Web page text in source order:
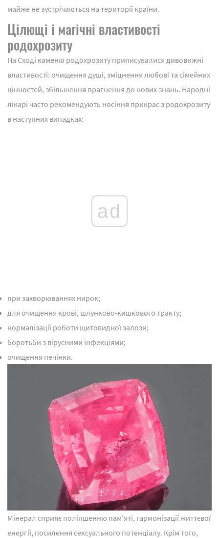
майже не зустрічаються на території країни.
Цілющі і магічні властивості
родохрозиту
На Сході каменю родохрозиту приписувалися дивовижні
властивості: очищення душі, зміцнення любові та сімейних
цінностей, збільшення прагнення до нових знань. Народні
лікарі часто рекомендують носіння прикрас з родохрозиту
в наступних випадках:
ad
при захворюваннях нирок;
для очищення крові, шлунково-кишкового тракту;
нормалізації роботи щитовидної залози;
боротьби з вірусними інфекціями;
очищення печінки.
Мінерал сприяє поліпшенню пам'яті, гармонізації життєвої
енергії, посилення сексуального потенціалу. Крім того,